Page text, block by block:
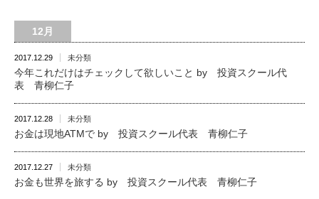
12月
2017.12.29 未分類
今年これだけはチェックして欲しいこと by 投資スクール代
表 青柳仁子
2017.12.28 未分類
お金は現地ATMで by 投資スクール代表 青柳仁子
2017.12.27 未分類
お金も世界を旅する by 投資スクール代表 青柳仁子